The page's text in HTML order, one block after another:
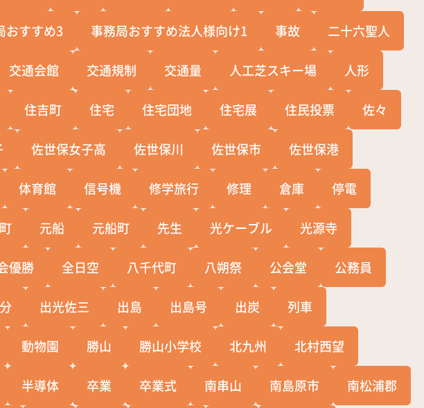
おすすめ3 事務局おすすめ法人様向け1 事故 二十六聖人
交通会館 交通規制 交通量 人工芝スキー場 人形
住吉町 住宅 住宅団地 住宅展 住民投票 佐々
佐世保女子高 佐世保川 佐世保市 佐世保港
体育館 信号機 修学旅行 修理 倉庫 停電
元船 元船町 先生 光ケーブル 光源寺
優勝 全日空 八千代町 八朔祭 公会堂 公務員
出光佐三 出島 出島号 出炭 列車
動物園 勝山 勝山小学校 北九州 北村西望
半導体 卒業 卒業式 南串山 南島原市 南松浦郡